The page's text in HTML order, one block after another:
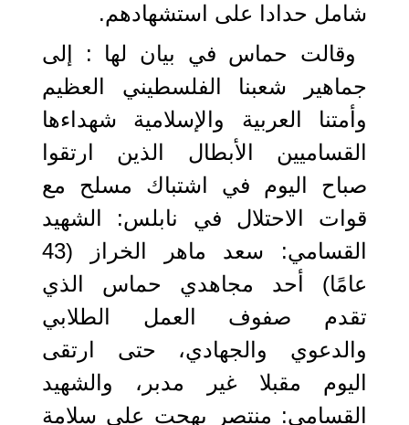
شامل حدادا على استشهادهم.
وقالت حماس في بيان لها : إلى
جماهير شعبنا الفلسطيني العظيم
وأمتنا العربية والإسلامية شهداءها
القساميين الأبطال الذين ارتقوا
صباح اليوم في اشتباك مسلح مع
قوات الاحتلال في نابلس: الشهيد
القسامي: سعد ماهر الخراز (43
عامًا) أحد مجاهدي حماس الذي
تقدم صفوف العمل الطلابي
والدعوي والجهادي، حتى ارتقى
اليوم مقبلا غير مدبر، والشهيد
القسامي: منتصر بهجت علي سلامة